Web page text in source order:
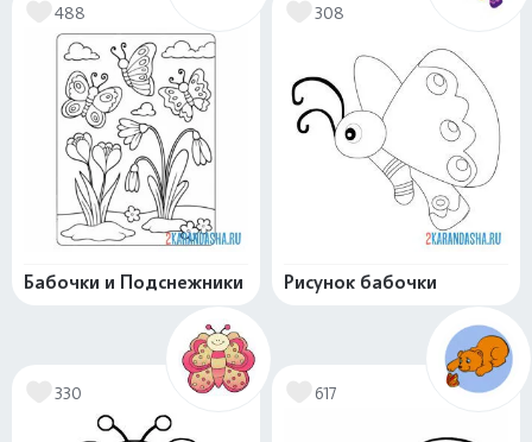
488
Бабочки и Подснежники
308
Рисунок бабочки
330 617